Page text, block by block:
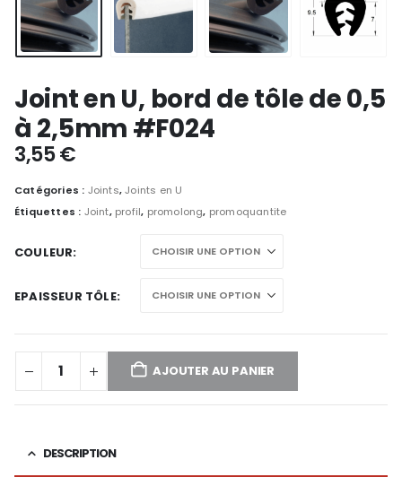
Joint en U, bord de tôle de 0,5
à 2,5mm #F024
3,55€
Catégories : Joints,Joints en U
Étiquettes : Joint, profil, promolong, promoquantite
COULEUR
EPAISSEUR TÔLE
AJOUTER AU PANIER
DESCRIPTION